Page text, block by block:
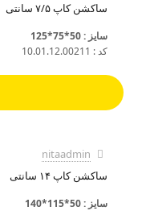
ساکشن کاپ ۷/۵ سانتی
سایز : 50*75*125
کد : 10.01.12.00211
nitaadmin
ساکشن کاپ ۱۴ سانتی
سایز : 50*115*140